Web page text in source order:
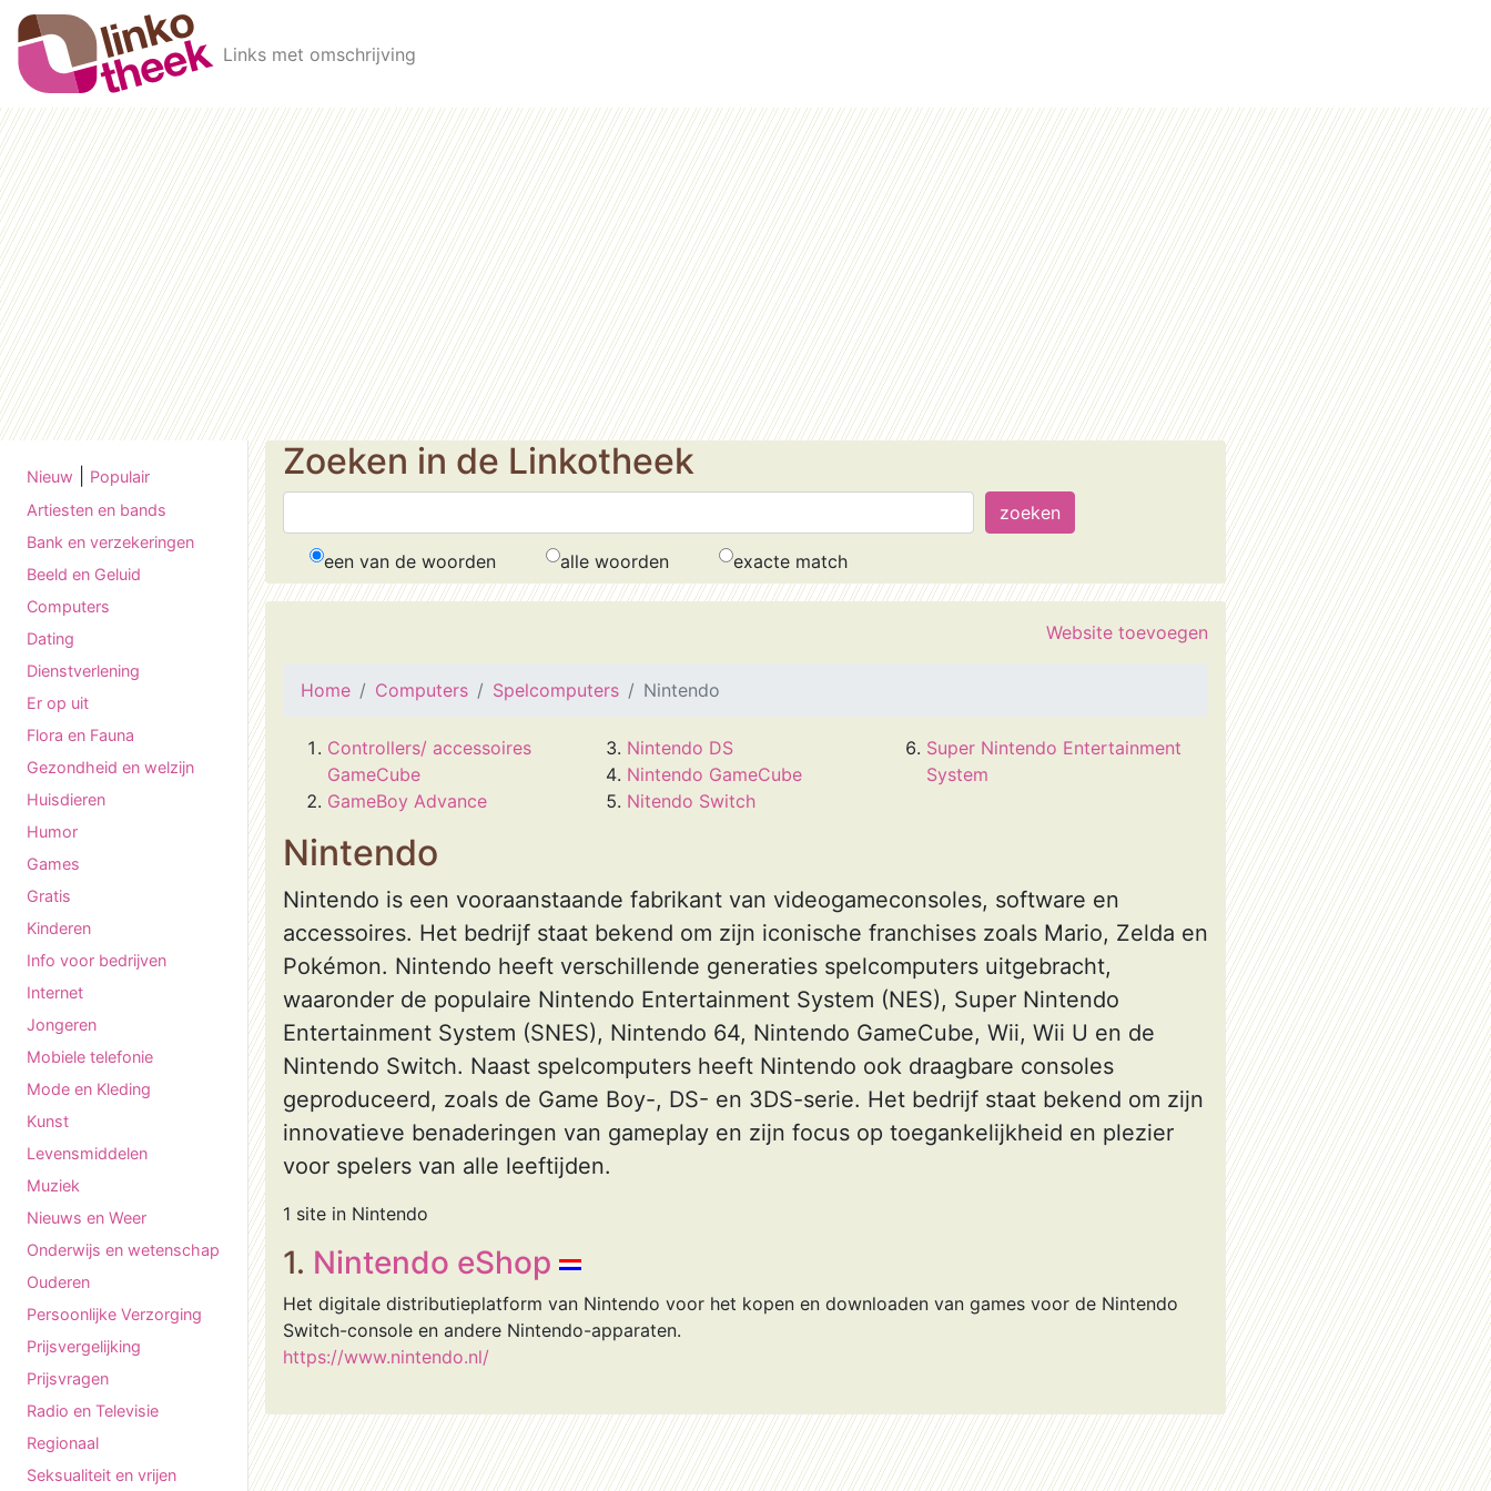
Skip to main content
Links met omschrijving
Nieuw
Populair
Artiesten en bands
Bank en verzekeringen
Beeld en Geluid
Computers
Dating
Dienstverlening
Er op uit
Flora en Fauna
Gezondheid en welzijn
Huisdieren
Humor
Games
Gratis
Kinderen
Info voor bedrijven
Internet
Jongeren
Mobiele telefonie
Mode en Kleding
Kunst
Levensmiddelen
Muziek
Nieuws en Weer
Onderwijs en wetenschap
Ouderen
Persoonlijke Verzorging
Prijsvergelijking
Prijsvragen
Radio en Televisie
Regionaal
Seksualiteit en vrijen
Zoeken in de Linkotheek
een van de woorden alle woorden exacte match
Website toevoegen
Home Computers Spelcomputers Nintendo
Controllers/ accessoires
GameCube
GameBoy Advance
Nintendo DS
Nintendo GameCube
Nitendo Switch
Super Nintendo Entertainment
System
Nintendo
Nintendo is een vooraanstaande fabrikant van videogameconsoles, software en
accessoires. Het bedrijf staat bekend om zijn iconische franchises zoals Mario, Zelda en
Pokémon. Nintendo heeft verschillende generaties spelcomputers uitgebracht,
waaronder de populaire Nintendo Entertainment System (NES), Super Nintendo
Entertainment System (SNES), Nintendo 64, Nintendo GameCube, Wii, Wii U en de
Nintendo Switch. Naast spelcomputers heeft Nintendo ook draagbare consoles
geproduceerd, zoals de Game Boy-, DS- en 3DS-serie. Het bedrijf staat bekend om zijn
innovatieve benaderingen van gameplay en zijn focus op toegankelijkheid en plezier
voor spelers van alle leeftijden.
1 site in Nintendo
1. Nintendo eShop
Het digitale distributieplatform van Nintendo voor het kopen en downloaden van games voor de Nintendo
Switch-console en andere Nintendo-apparaten.
https://www.nintendo.nl/